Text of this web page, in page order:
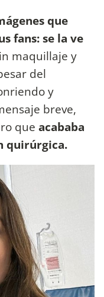
que
fans: se la ve
maquillaje y
del
y
breve,
que acababa
quirúrgica.